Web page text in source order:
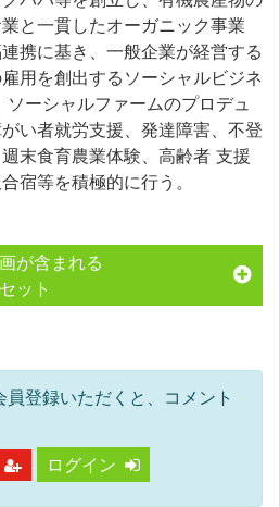
と一貫したオーガニック事業
携に基き、一般企業が経営する
用を創出するソーシャルビジネ
ーシャルファームのプロデュ
い者就労支援、発達障害、不登
末食育農業体験、高齢者 支援
宿等を積極的に行う。
が含まれる
セット
員登録いただくと、コメント
ログイン